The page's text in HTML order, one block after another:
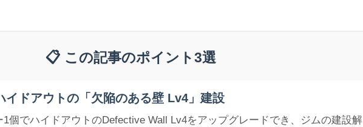
📋 この記事のポイント3選
イドアウトの「欠陥のある壁 Lv4」建設
1個でハイドアウトのDefective Wall Lv4をアップグレードでき、ジムの建設解